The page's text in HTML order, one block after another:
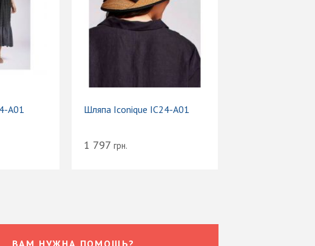
A01 Шляпа Iconique IC24-A01
1 797 грн.
ВАМ НУЖНА ПОМОЩЬ?